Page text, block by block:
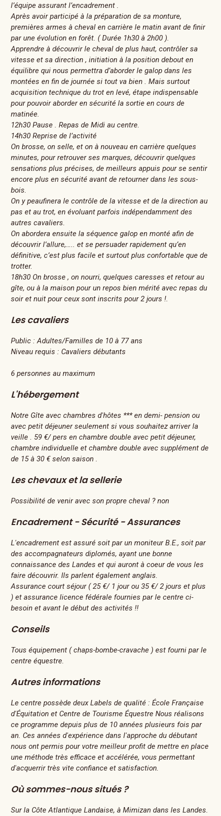
l’équipe assurant l’encadrement .
Après avoir participé à la préparation de sa monture,
premières armes à cheval en carrière le matin avant de finir
par une évolution en forêt. ( Durée 1h30 à 2h00 ).
Apprendre à découvrir le cheval de plus haut, contrôler sa
vitesse et sa direction , initiation à la position debout en
équilibre qui nous permettra d’aborder le galop dans les
montées en fin de journée si tout va bien . Mais surtout
acquisition technique du trot en levé, étape indispensable
pour pouvoir aborder en sécurité la sortie en cours de
matinée.
12h30 Pause . Repas de Midi au centre.
14h30 Reprise de l’activité
On brosse, on selle, et on à nouveau en carrière quelques
minutes, pour retrouver ses marques, découvrir quelques
sensations plus précises, de meilleurs appuis pour se sentir
encore plus en sécurité avant de retourner dans les sous-
bois.
On y peaufinera le contrôle de la vitesse et de la direction au
pas et au trot, en évoluant parfois indépendamment des
autres cavaliers.
On abordera ensuite la séquence galop en monté afin de
découvrir l’allure,….. et se persuader rapidement qu’en
définitive, c’est plus facile et surtout plus confortable que de
trotter.
18h30 On brosse , on nourri, quelques caresses et retour au
gîte, ou à la maison pour un repos bien mérité avec repas du
soir et nuit pour ceux sont inscrits pour 2 jours !.
Les cavaliers
Public : Adultes/Familles de 10 à 77 ans
Niveau requis : Cavaliers débutants
6 personnes au maximum
L'hébergement
Notre Gîte avec chambres d'hôtes *** en demi- pension ou
avec petit déjeuner seulement si vous souhaitez arriver la
veille . 59 €/ pers en chambre double avec petit déjeuner,
chambre individuelle et chambre double avec supplément de
de 15 à 30 € selon saison .
Les chevaux et la sellerie
Possibilité de venir avec son propre cheval ? non
Encadrement - Sécurité - Assurances
L'encadrement est assuré soit par un moniteur B.E., soit par
des accompagnateurs diplomés, ayant une bonne
connaissance des Landes et qui auront à coeur de vous les
faire découvrir. Ils parlent également anglais.
Assurance court séjour ( 25 €/ 1 jour ou 35 €/ 2 jours et plus
) et assurance licence fédérale fournies par le centre ci-
besoin et avant le début des activités !!
Conseils
Tous équipement ( chaps-bombe-cravache ) est fourni par le
centre équestre.
Autres informations
Le centre possède deux Labels de qualité : École Française
d'Équitation et Centre de Tourisme Équestre Nous réalisons
ce programme depuis plus de 10 années plusieurs fois par
an. Ces années d'expérience dans l'approche du débutant
nous ont permis pour votre meilleur profit de mettre en place
une méthode très efficace et accélérée, vous permettant
d'acquerrir très vite confiance et satisfaction.
Où sommes-nous situés ?
Sur la Côte Atlantique Landaise, à Mimizan dans les Landes.